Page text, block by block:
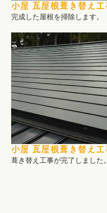
小屋 瓦屋根葺き替え
完成した屋根を掃除します。
小屋 瓦屋根葺き替え
葺き替え工事が完了しました。